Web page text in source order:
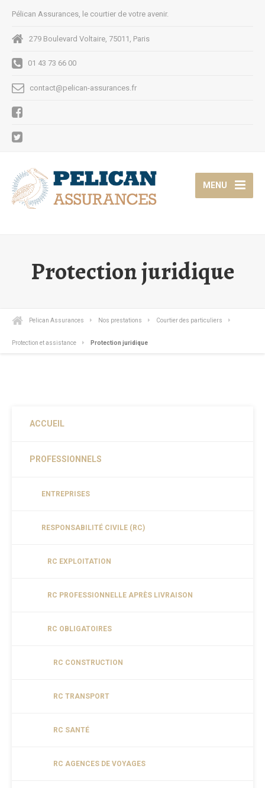
Pélican Assurances, le courtier de votre avenir.
279 Boulevard Voltaire, 75011, Paris
01 43 73 66 00
contact@pelican-assurances.fr
MENU
Protection juridique
Pelican Assurances Nos prestations Courtier des particuliers
Protection et assistance Protection juridique
ACCUEIL
PROFESSIONNELS
ENTREPRISES
RESPONSABILITÉ CIVILE (RC)
RC EXPLOITATION
RC PROFESSIONNELLE APRÈS LIVRAISON
RC OBLIGATOIRES
RC CONSTRUCTION
RC TRANSPORT
RC SANTÉ
RC AGENCES DE VOYAGES